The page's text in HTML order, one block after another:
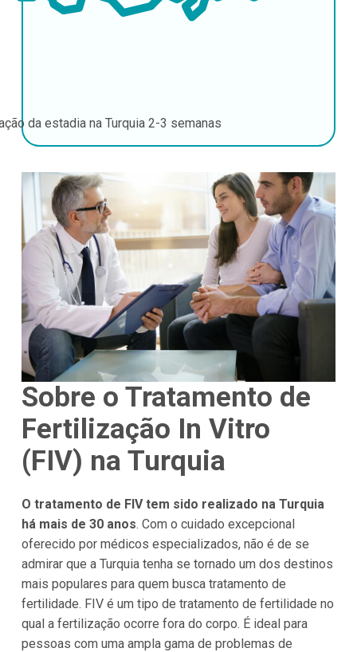
da estadia na Turquia 2-3 semanas
Sobre o Tratamento de
Fertilização In Vitro
(FIV) na Turquia
O tratamento de FIV tem sido realizado na Turquia
há mais de 30 anos. Com o cuidado excepcional
oferecido por médicos especializados, não é de se
admirar que a Turquia tenha se tornado um dos destinos
mais populares para quem busca tratamento de
fertilidade. FIV é um tipo de tratamento de fertilidade no
qual a fertilização ocorre fora do corpo. É ideal para
pessoas com uma ampla gama de problemas de